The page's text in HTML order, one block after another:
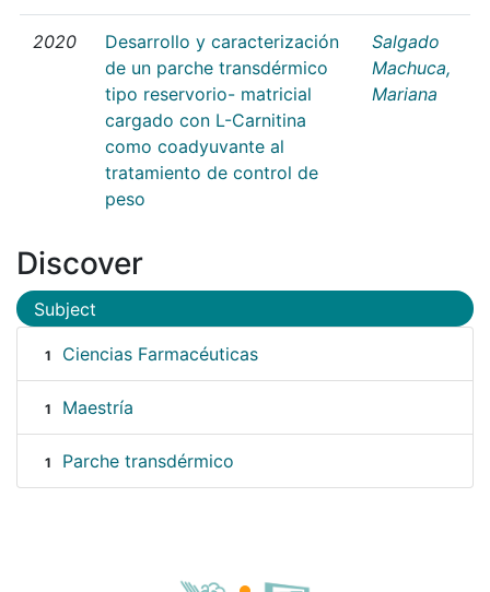
2020
Desarrollo y caracterización
de un parche transdérmico
tipo reservorio- matricial
cargado con L-Carnitina
como coadyuvante al
tratamiento de control de
peso
Salgado
Machuca,
Mariana
Discover
Subject
1 Ciencias Farmacéuticas
1 Maestría
1 Parche transdérmico